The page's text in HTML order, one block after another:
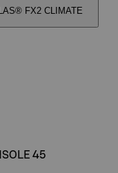
FX2 CLIMATE
45